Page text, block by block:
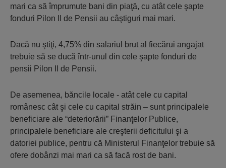
mari ca să împrumute bani din piaţă, cu atât cele şapte
fonduri Pilon II de Pensii au câştiguri mai mari.
Dacă nu ştiţi, 4,75% din salariul brut al fiecărui angajat
trebuie să se ducă într-unul din cele şapte fonduri de
pensii Pilon II de Pensii.
De asemenea, băncile locale - atât cele cu capital
românesc cât şi cele cu capital străin – sunt principalele
beneficiare ale “deteriorării” Finanţelor Publice,
principalele beneficiare ale creşterii deficitului şi a
datoriei publice, pentru că Ministerul Finanţelor trebuie să
ofere dobânzi mai mari ca să facă rost de bani.